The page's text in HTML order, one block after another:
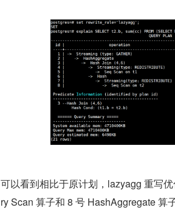
可以看到相比于原计划，lazyagg 重写
ry Scan 算子和 8 号 HashAggregate 算子